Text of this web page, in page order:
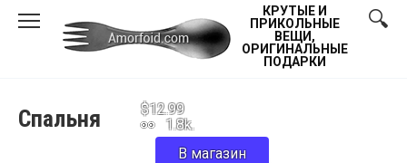
Skip
КРУТЫЕ И
ПРИКОЛЬНЫЕ
ВЕЩИ,
ОРИГИНАЛЬНЫЕ
ПОДАРКИ
Спальня
$12.99
1.8k.
В магазин